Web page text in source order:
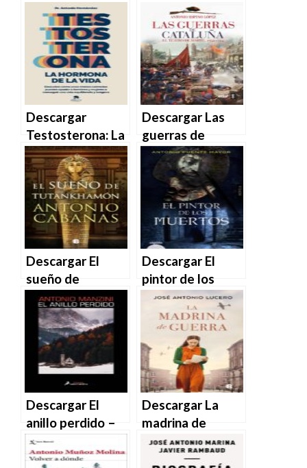
secretos – José
Antonio Pérez
Ledo en EPUB |
PDF | MOBI
Nieto David
Fuentes Sandra
Romandía en
EPUB | PDF |
MOBI
Descargar
Testosterona: La
hormona de la
vida – Antonio
Hernández
Armenteros en
EPUB | PDF |
MOBI
Descargar Las
guerras de
Cataluña –
Antonio Espino
López en EPUB |
PDF | MOBI
Descargar El
sueño de
Tutankhamón –
Antonio Cabanas
en EPUB | PDF |
MOBI
Descargar El
pintor de los
muertos –
Antonio Puente
Mayor en EPUB |
PDF | MOBI
Descargar El
anillo perdido –
Antonio Manzini
en EPUB | PDF |
Descargar La
madrina de
guerra – José
Antonio Lucero